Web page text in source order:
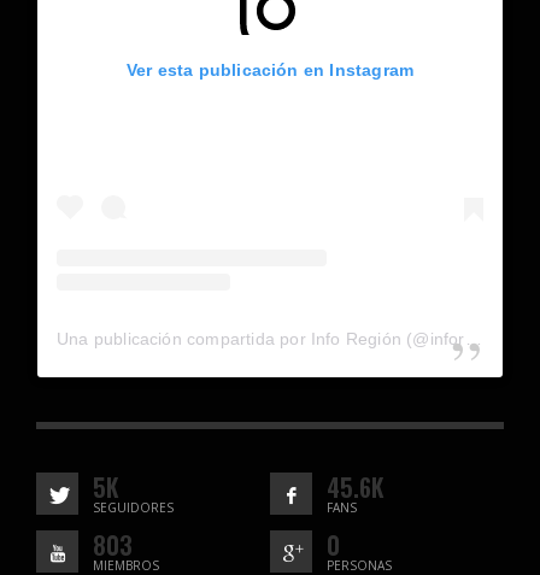
Ver esta publicación en Instagram
5K
SEGUIDORES
45.6K
FANS
803
MIEMBROS
0
PERSONAS